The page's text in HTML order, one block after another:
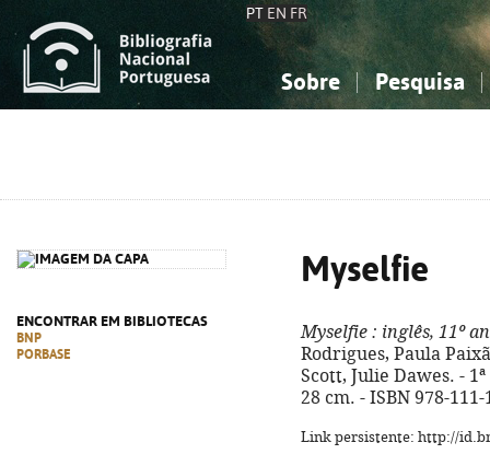
PT EN FR
Sobre Pesquisa
ENCONTRAR EM BIBLIOTECAS
BNP
PORBASE
Myselfie
Myselfie : inglês, 11º
Rodrigues, Paula
Scott, Julie Dawes. -
28 cm. - ISBN 978-111-
Link persistente: http://